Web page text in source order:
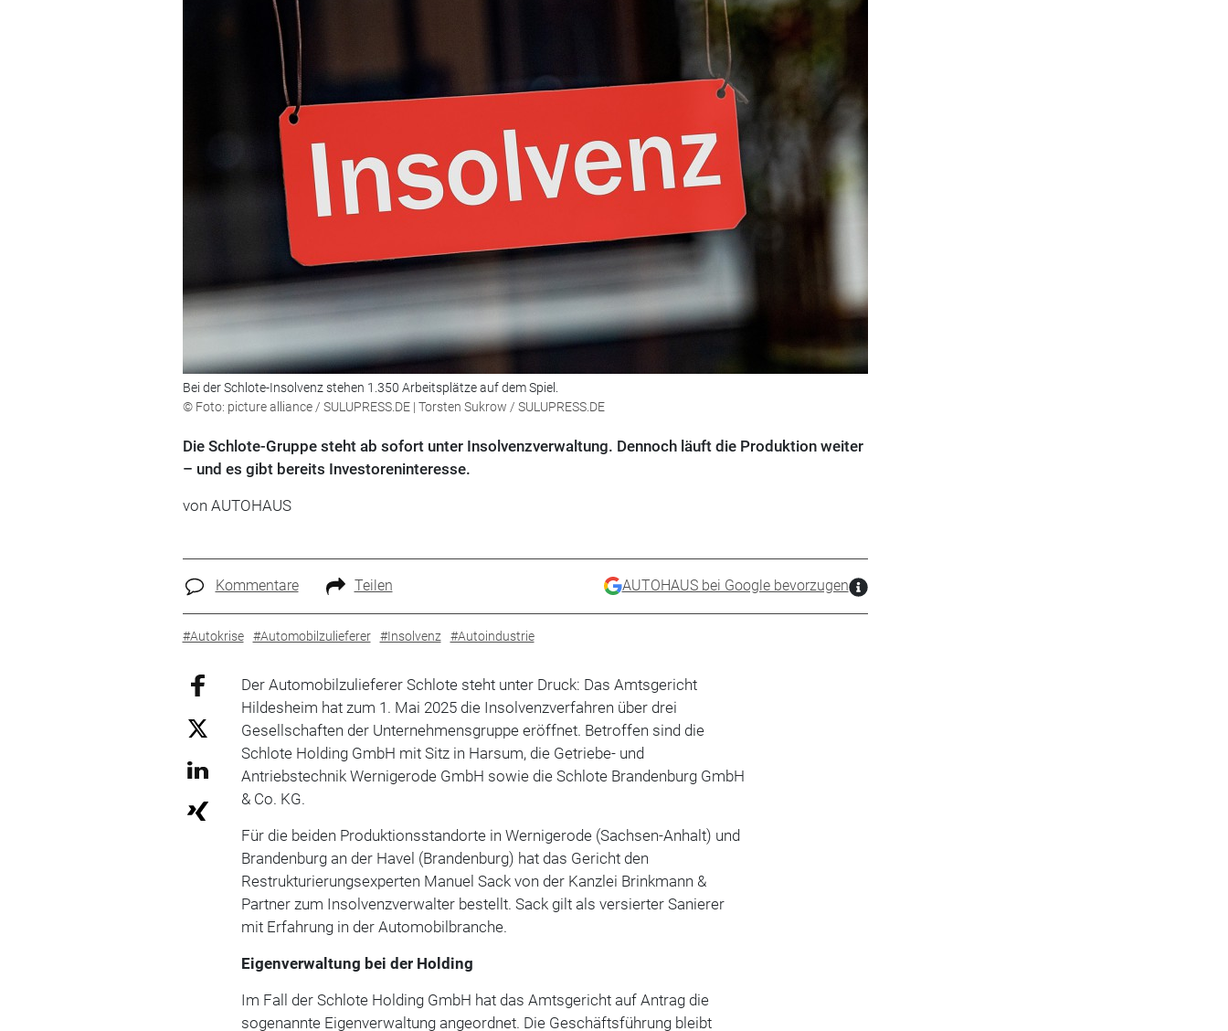
Bei der Schlote-Insolvenz stehen 1.350 Arbeitsplätze auf dem Spiel.
© Foto: picture alliance / SULUPRESS.DE | Torsten Sukrow / SULUPRESS.DE
Die Schlote-Gruppe steht ab sofort unter Insolvenzverwaltung. Dennoch läuft die Produktion weiter
– und es gibt bereits Investoreninteresse.
von AUTOHAUS
Kommentare Teilen AUTOHAUS bei Google bevorzugen
#Autokrise #Automobilzulieferer #Insolvenz #Autoindustrie
Der Automobilzulieferer Schlote steht unter Druck: Das Amtsgericht
Hildesheim hat zum 1. Mai 2025 die Insolvenzverfahren über drei
Gesellschaften der Unternehmensgruppe eröffnet. Betroffen sind die
Schlote Holding GmbH mit Sitz in Harsum, die Getriebe- und
Antriebstechnik Wernigerode GmbH sowie die Schlote Brandenburg GmbH
& Co. KG.
Für die beiden Produktionsstandorte in Wernigerode (Sachsen-Anhalt) und
Brandenburg an der Havel (Brandenburg) hat das Gericht den
Restrukturierungsexperten Manuel Sack von der Kanzlei Brinkmann &
Partner zum Insolvenzverwalter bestellt. Sack gilt als versierter Sanierer
mit Erfahrung in der Automobilbranche.
Eigenverwaltung bei der Holding
Im Fall der Schlote Holding GmbH hat das Amtsgericht auf Antrag die
sogenannte Eigenverwaltung angeordnet. Die Geschäftsführung bleibt